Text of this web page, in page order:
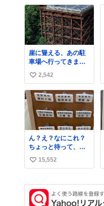
い
ね
数
崖に聳える、あの駐
車場へ行ってきまし
た。
い
い
ね
数
2,542
ん？え？なにこれ？
ちょっと待って、聞
いてない これは販売
されているのもです
い
ね
数
15,552